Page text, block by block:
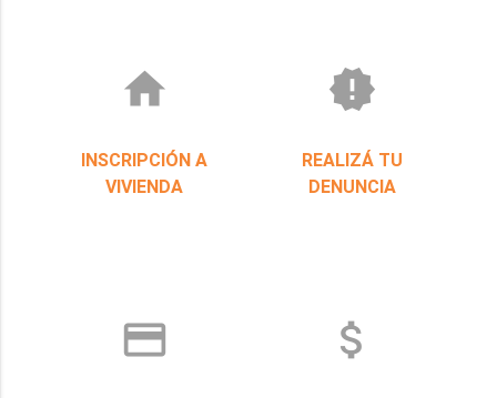
home
INSCRIPCIÓN A
VIVIENDA
new_releases
REALIZÁ TU
DENUNCIA
credit_card attach_money